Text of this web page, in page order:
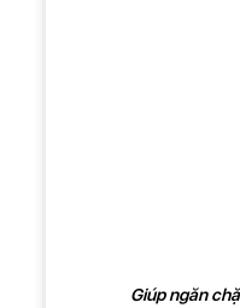
Giúp ngăn